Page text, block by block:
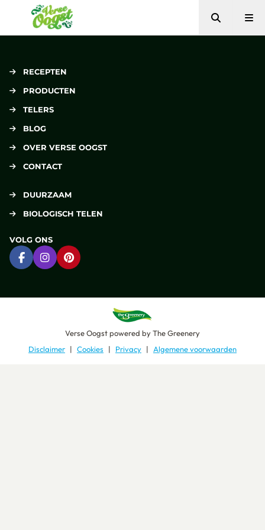
Verse Oogst
Zoeken
RECEPTEN
PRODUCTEN
TELERS
BLOG
OVER VERSE OOGST
CONTACT
DUURZAAM
BIOLOGISCH TELEN
VOLG ONS
Ga naar Facebook
Ga naar Instagram
Ga naar Pinterest
Verse Oogstpowered byThe Greenery
Disclaimer
Cookies Privacy Algemene voorwaarden